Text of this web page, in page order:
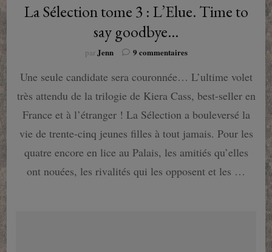
La Sélection tome 3 : L’Elue. Time to
say goodbye…
par Jenn 9 commentairessur
Sélection
3
:
Time
goodbye…
Une seule candidate sera couronnée… L’ultime volet
très attendu de la trilogie de Kiera Cass, best-seller en
France et à l’étranger ! La Sélection a bouleversé la
vie de trente-cinq jeunes filles à tout jamais. Pour les
quatre encore en lice au Palais, les amitiés qu’elles
ont nouées, les rivalités qui les opposent et les …